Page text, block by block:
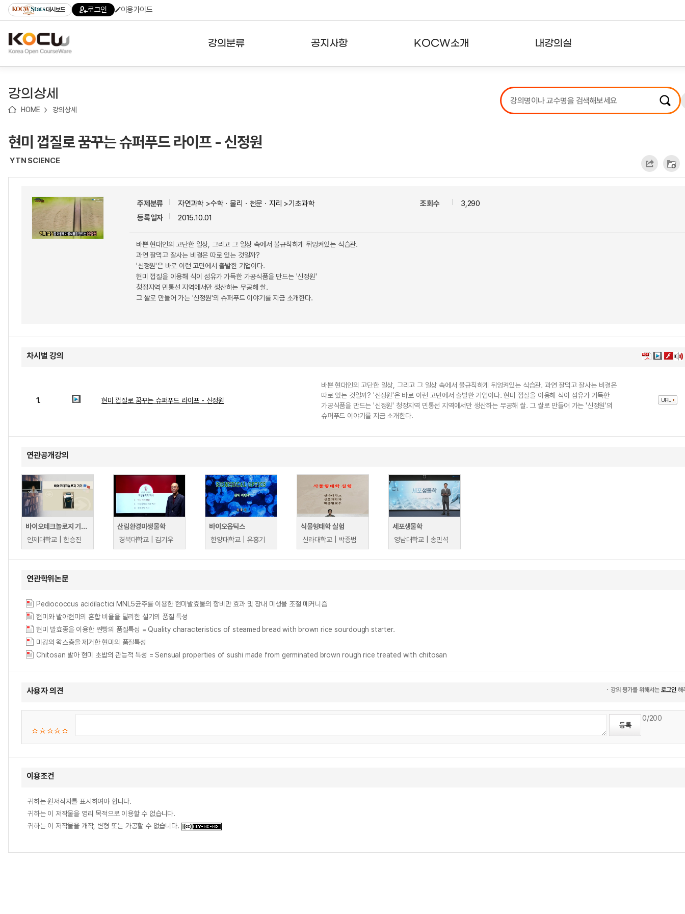
기
기
기
content)
가
대시보드 로그인 이용가이드
강의분류
테마강의
공지사항 KOCW소개 내강의실
강의리스트
수강확인증강의
강의상세
HOME 강의상세
현미 껍질로 꿈꾸는 슈퍼푸드 라이프 - 신정원
YTN SCIENCE
주제분류
자연과학 >수학ㆍ물리ㆍ천문ㆍ지리 >기초과학
등록일자
2015.10.01
조회수 3,290
바쁜 현대인의 고단한 일상, 그리고 그 일상 속에서 불규칙하게 뒤엉켜있는 식습관.
과연 잘먹고 잘사는 비결은 따로 있는 것일까?
'신정원'은 바로 이런 고민에서 출발한 기업이다.
현미 껍질을 이용해 식이 섬유가 가득한 가공식품을 만드는 '신정원'
청정지역 민통선 지역에서만 생산하는 무공해 쌀.
그 쌀로 만들어 가는 '신정원'의 슈퍼푸드 이야기를 지금 소개한다.
차시별 강의
1. 현미 껍질로 꿈꾸는 슈퍼푸드 라이프 - 신정원
바쁜 현대인의 고단한 일상, 그리고 그 일상 속에서 불규칙하게 뒤엉켜있는 식습관. 과연 잘먹고 잘사는 비결은
따로 있는 것일까? '신정원'은 바로 이런 고민에서 출발한 기업이다. 현미 껍질을 이용해 식이 섬유가 가득한
가공식품을 만드는 '신정원' 청정지역 민통선 지역에서만 생산하는 무공해 쌀. 그 쌀로 만들어 가는 '신정원'의
슈퍼푸드 이야기를 지금 소개한다.
연관공개강의
바이오테크놀로지 기기 I
인제대학교 | 한승진
산림환경미생물학
경북대학교 | 김기우
바이오옵틱스
한양대학교 | 유홍기
식물형태학 실험
신라대학교 | 박종범
세포생물학
영남대학교 | 송민석
연관학위논문
Pediococcus acidilactici MNL5균주를 이용한 현미발효물의 항비만 효과 및 장내 미생물 조절 메커니즘
현미와 발아현미의 혼합 비율을 달리한 설기의 품질 특성
현미 발효종을 이용한 찐빵의 품질특성 = Quality characteristics of steamed bread with brown rice sourdough starter.
미강의 왁스층을 제거한 현미의 품질특성
Chitosan 발아 현미 초밥의 관능적 특성 = Sensual properties of sushi made from germinated brown rough rice treated with chitosan
사용자 의견
0/200
이용조건
귀하는 원저작자를 표시하여야 합니다.
귀하는 이 저작물을 영리 목적으로 이용할 수 없습니다.
귀하는 이 저작물을 개작, 변형 또는 가공할 수 없습니다.